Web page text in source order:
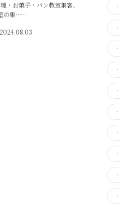
・お菓子・パン教室集客、
の集……
2024.08.03
・
・
・
・
・
・
・
・
・
・